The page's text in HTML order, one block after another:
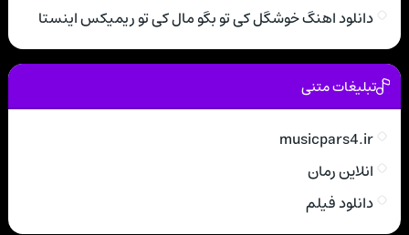
دانلود اهنگ خوشگل کی تو بگو مال کی تو ریمیکس اینستا
تبلیغات متنی
musicpars4.ir
انلاین رمان
دانلود فیلم